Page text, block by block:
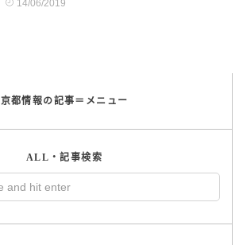
14/06/2019
京都情報の記事＝メニュー
ALL・記事検索